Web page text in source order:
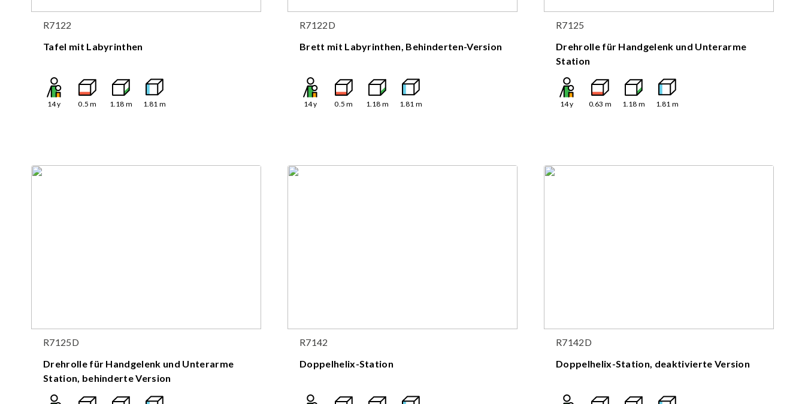
R7122
Tafel mit Labyrinthen
14y 0.5 m 1.18 m 1.81 m
R7122D
Brett mit Labyrinthen, Behinderten-Version
14y 0.5 m 1.18 m 1.81 m
R7125
Drehrolle für Handgelenk und Unterarme
Station
14y 0.63 m 1.18 m 1.81 m
R7125D
Drehrolle für Handgelenk und Unterarme
Station, behinderte Version
R7142
Doppelhelix-Station
R7142D
Doppelhelix-Station, deaktivierte Version